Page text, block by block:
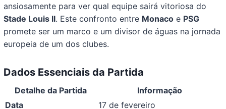
ansiosamente para ver qual equipe sairá vitoriosa do
Stade Louis II. Este confronto entre Monaco e PSG
promete ser um marco e um divisor de águas na jornada
europeia de um dos clubes.
Dados Essenciais da Partida
Detalhe da Partida
Informação
Data
17 de fevereiro